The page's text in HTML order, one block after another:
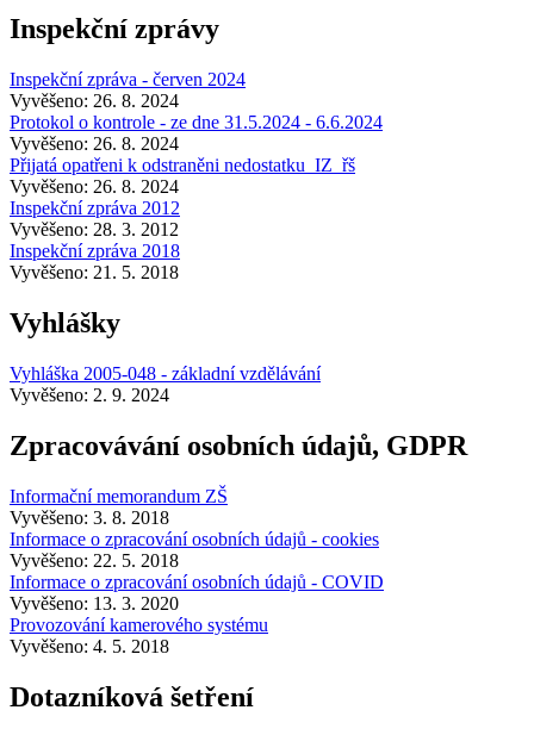
Inspekční zprávy
Inspekční zpráva - červen 2024
Vyvěšeno: 26. 8. 2024
Protokol o kontrole - ze dne 31.5.2024 - 6.6.2024
Vyvěšeno: 26. 8. 2024
Přijatá opatřeni k odstraněni nedostatku_IZ_řš
Vyvěšeno: 26. 8. 2024
Inspekční zpráva 2012
Vyvěšeno: 28. 3. 2012
Inspekční zpráva 2018
Vyvěšeno: 21. 5. 2018
Vyhlášky
Vyhláška 2005-048 - základní vzdělávání
Vyvěšeno: 2. 9. 2024
Zpracovávání osobních údajů, GDPR
Informační memorandum ZŠ
Vyvěšeno: 3. 8. 2018
Informace o zpracování osobních údajů - cookies
Vyvěšeno: 22. 5. 2018
Informace o zpracování osobních údajů - COVID
Vyvěšeno: 13. 3. 2020
Provozování kamerového systému
Vyvěšeno: 4. 5. 2018
Dotazníková šetření